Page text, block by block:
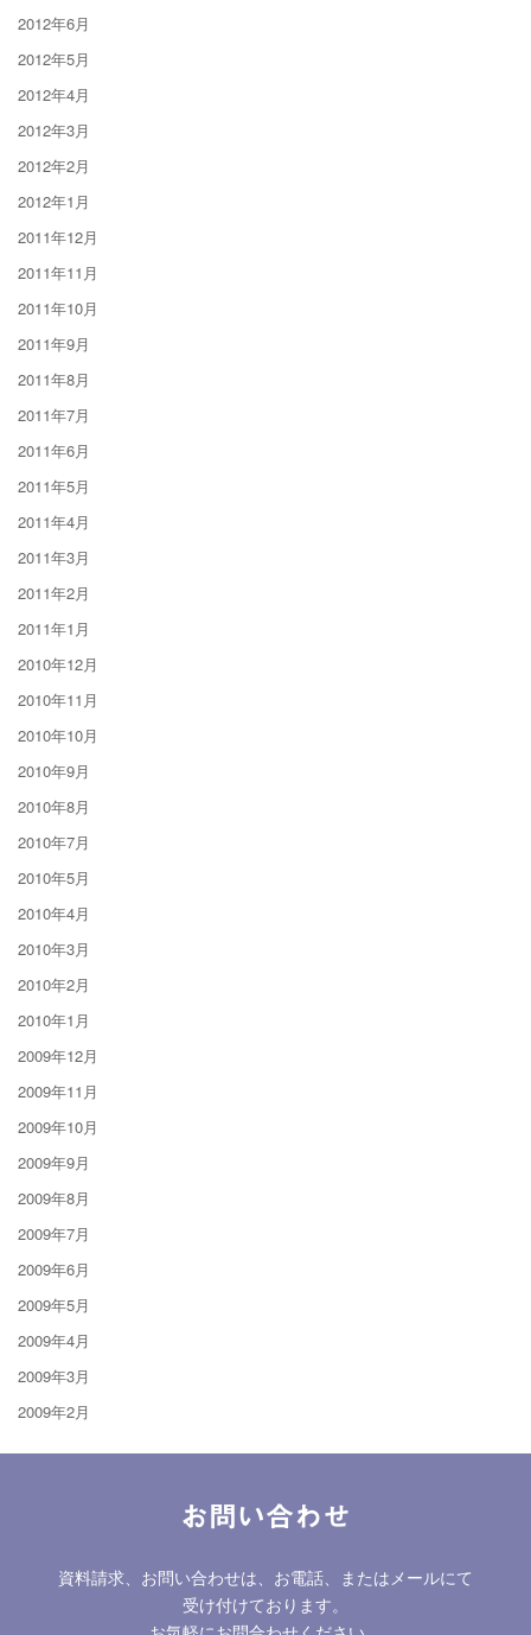
2012年6月
2012年5月
2012年4月
2012年3月
2012年2月
2012年1月
2011年12月
2011年11月
2011年10月
2011年9月
2011年8月
2011年7月
2011年6月
2011年5月
2011年4月
2011年3月
2011年2月
2011年1月
2010年12月
2010年11月
2010年10月
2010年9月
2010年8月
2010年7月
2010年5月
2010年4月
2010年3月
2010年2月
2010年1月
2009年12月
2009年11月
2009年10月
2009年9月
2009年8月
2009年7月
2009年6月
2009年5月
2009年4月
2009年3月
2009年2月
お問い合わせ
資料請求、お問い合わせは、お電話、またはメールにて
受け付けております。